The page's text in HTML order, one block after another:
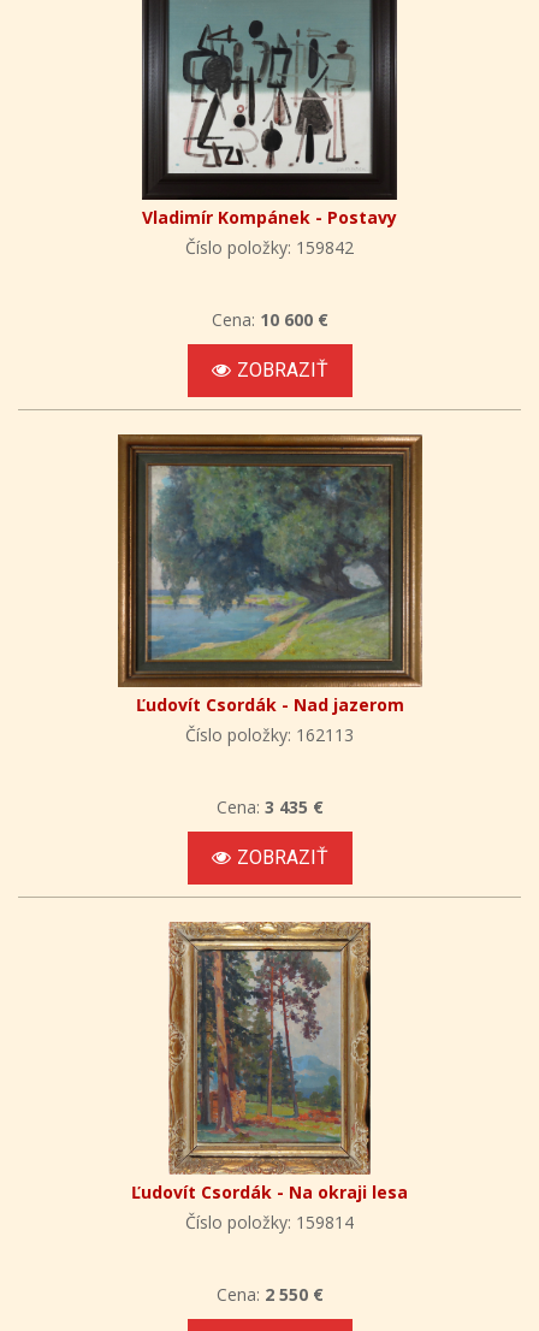
Vladimír Kompánek - Postavy
Číslo položky: 159842
Cena: 10 600 €
ZOBRAZIŤ
Ľudovít Csordák - Nad jazerom
Číslo položky: 162113
Cena: 3 435 €
ZOBRAZIŤ
Ľudovít Csordák - Na okraji lesa
Číslo položky: 159814
Cena: 2 550 €